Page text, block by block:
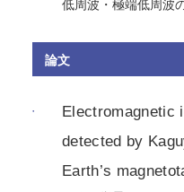
低周波・極端低周波
論文
Electromagnetic
detected by
Earth’s